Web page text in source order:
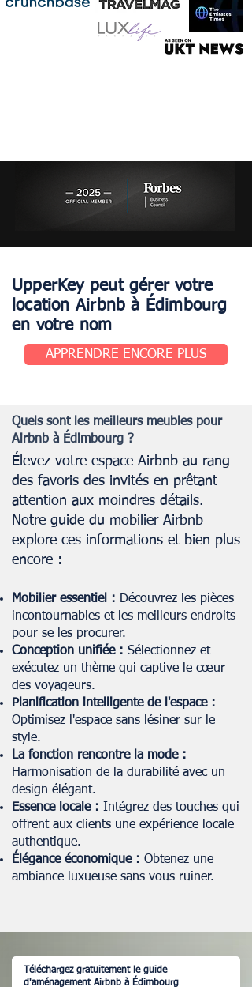
UpperKey peut gérer votre
location Airbnb à Édimbourg
en votre nom
APPRENDRE ENCORE PLUS
Quels sont les meilleurs meubles pour
Airbnb à Édimbourg ?
Élevez votre espace Airbnb au rang
des favoris des invités en prêtant
attention aux moindres détails.
Notre guide du mobilier Airbnb
explore ces informations et bien plus
encore :
Mobilier essentiel : Découvrez les pièces
incontournables et les meilleurs endroits
pour se les procurer.
Conception unifiée : Sélectionnez et
exécutez un thème qui captive le cœur
des voyageurs.
Planification intelligente de l'espace :
Optimisez l'espace sans lésiner sur le
style.
La fonction rencontre la mode :
Harmonisation de la durabilité avec un
design élégant.
Essence locale : Intégrez des touches qui
offrent aux clients une expérience locale
authentique.
Élégance économique : Obtenez une
ambiance luxueuse sans vous ruiner.
Téléchargez gratuitement le guide
d'aménagement Airbnb à Édimbourg